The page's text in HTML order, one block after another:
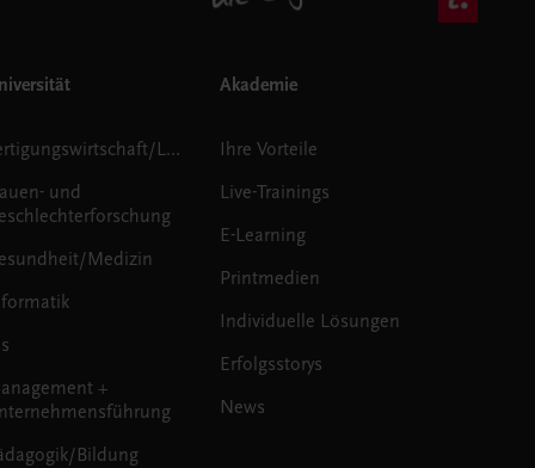
Fertigungswirtschaft/Logistik
und
Medizin
+
Bildung
Akademie
Ihre Vorteile
Live-Trainings
E-Learning
Printmedien
Individuelle Lösungen
Erfolgsstorys
News